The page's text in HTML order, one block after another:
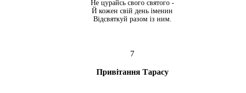
Не цурайсь свого святого -
Й кожен свій день іменин
Відсвяткуй разом із ним.
7
Привітання Тарасу